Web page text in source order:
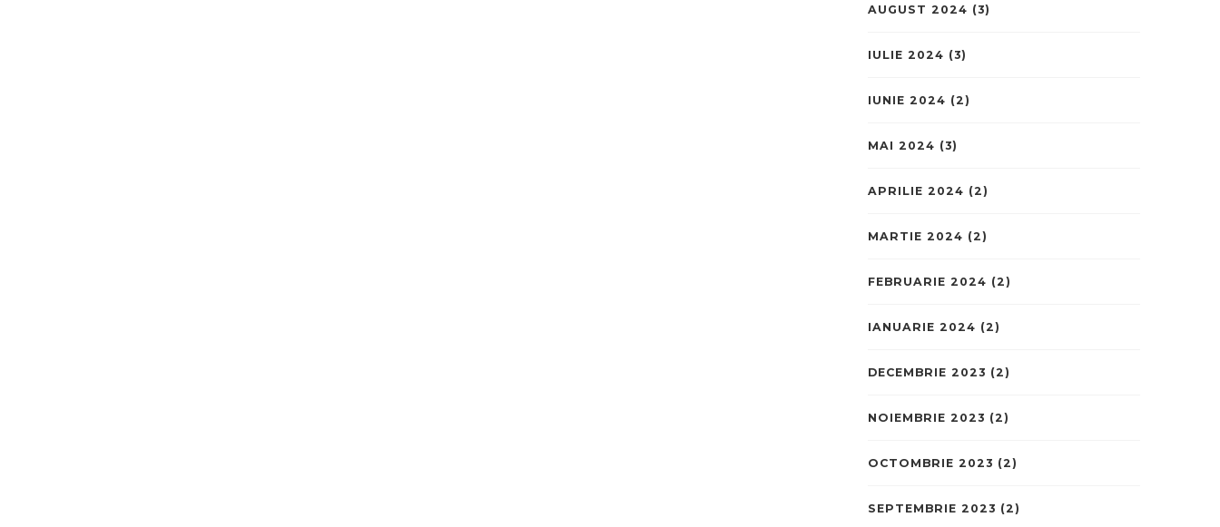
AUGUST 2024 (3)
IULIE 2024 (3)
IUNIE 2024 (2)
MAI 2024 (3)
APRILIE 2024 (2)
MARTIE 2024 (2)
FEBRUARIE 2024 (2)
IANUARIE 2024 (2)
DECEMBRIE 2023 (2)
NOIEMBRIE 2023 (2)
OCTOMBRIE 2023 (2)
SEPTEMBRIE 2023 (2)